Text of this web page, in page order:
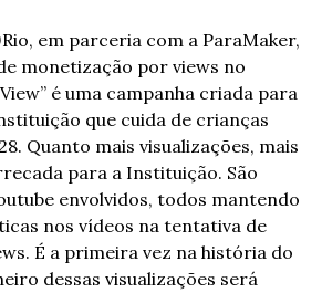
em parceria com a ParaMaker,
monetização por views no
é uma campanha criada para
que cuida de crianças
Quanto mais visualizações, mais
para a Instituição. São
envolvidos, todos mantendo
nos vídeos na tentativa de
É a primeira vez na história do
dessas visualizações será